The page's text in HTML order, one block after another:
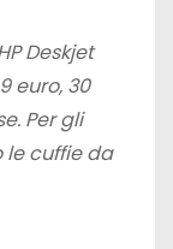
Deskjet
euro, 30
Per gli
cuffie da